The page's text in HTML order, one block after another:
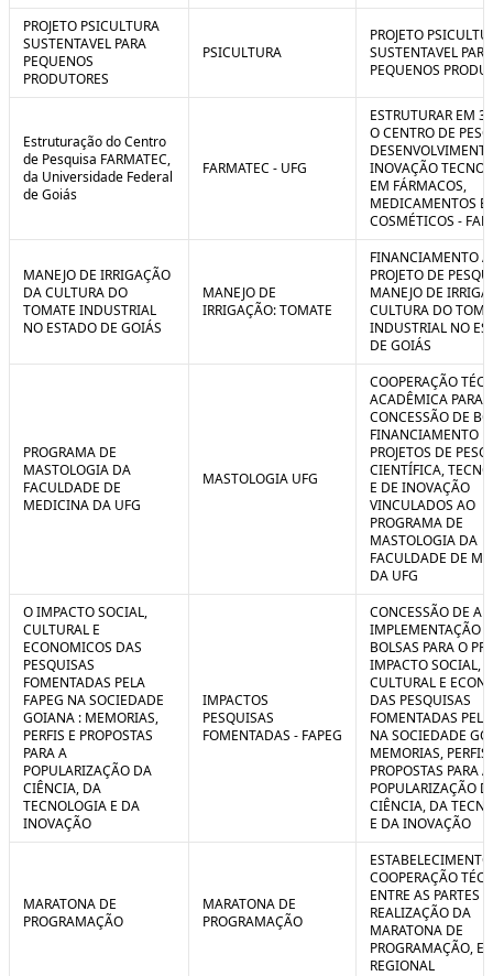
PROJETO PSICULTURA
SUSTENTAVEL PARA
PEQUENOS
PRODUTORES
PSICULTURA
PROJETO
SUSTENTAVEL PARA
PEQUENOS
Estruturação do Centro
de Pesquisa FARMATEC,
da Universidade Federal
de Goiás
FARMATEC - UFG
ESTRUTURAR EM
O CENTRO DE
INOVAÇÃO
EM FÁRMACOS,
MEDICAMENTOS E
COSMÉTICOS -
MANEJO DE IRRIGAÇÃO
DA CULTURA DO
TOMATE INDUSTRIAL
NO ESTADO DE GOIÁS
MANEJO DE
IRRIGAÇÃO: TOMATE
FINANCIAMENTO
PROJETO DE
MANEJO DE
CULTURA DO
INDUSTRIAL NO
DE GOIÁS
PROGRAMA DE
MASTOLOGIA DA
FACULDADE DE
MEDICINA DA UFG
MASTOLOGIA UFG
COOPERAÇÃO
ACADÊMICA PARA
CONCESSÃO DE
FINANCIAMENTO
PROJETOS DE
CIENTÍFICA,
E DE INOVAÇÃO
VINCULADOS AO
PROGRAMA DE
MASTOLOGIA DA
FACULDADE DE
DA UFG
O IMPACTO SOCIAL,
CULTURAL E
ECONOMICOS DAS
PESQUISAS
FOMENTADAS PELA
FAPEG NA SOCIEDADE
GOIANA : MEMORIAS,
PERFIS E PROPOSTAS
PARA A
POPULARIZAÇÃO DA
CIÊNCIA, DA
TECNOLOGIA E DA
INOVAÇÃO
IMPACTOS
PESQUISAS
FOMENTADAS - FAPEG
CONCESSÃO DE
IMPLEMENTAÇÃO
BOLSAS PARA O
IMPACTO SOCIAL,
CULTURAL E
DAS PESQUISAS
FOMENTADAS
NA SOCIEDADE
MEMORIAS, PERFIS
PROPOSTAS PARA A
POPULARIZAÇÃO
CIÊNCIA, DA
E DA INOVAÇÃO
MARATONA DE
PROGRAMAÇÃO
MARATONA DE
PROGRAMAÇÃO
COOPERAÇÃO
ENTRE AS PARTES
REALIZAÇÃO DA
MARATONA DE
PROGRAMAÇÃO,
REGIONAL